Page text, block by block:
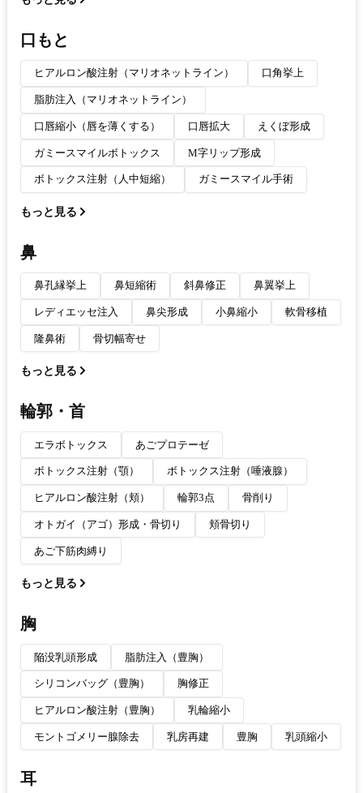
口もと
ヒアルロン酸注射（マリオネットライン） 口角挙上
脂肪注入（マリオネットライン）
口唇縮小（唇を薄くする） 口唇拡大 えくぼ形成
ガミースマイルボトックス M字リップ形成
ボトックス注射（人中短縮） ガミースマイル手術
もっと見る
鼻
鼻孔縁挙上 鼻短縮術 斜鼻修正 鼻翼挙上
レディエッセ注入 鼻尖形成 小鼻縮小 軟骨移植
隆鼻術 骨切幅寄せ
もっと見る
輪郭・首
エラボトックス あごプロテーゼ
ボトックス注射（顎） ボトックス注射（唾液腺）
ヒアルロン酸注射（頬） 輪郭3点 骨削り
オトガイ（アゴ）形成・骨切り 頬骨切り
あご下筋肉縛り
もっと見る
胸
陥没乳頭形成 脂肪注入（豊胸）
シリコンバッグ（豊胸） 胸修正
ヒアルロン酸注射（豊胸） 乳輪縮小
モントゴメリー腺除去 乳房再建 豊胸 乳頭縮小
耳